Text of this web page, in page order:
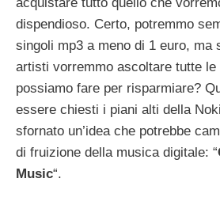
dispendioso. Certo, potremmo
singoli mp3 a meno di 1 euro, ma
artisti vorremmo ascoltare tutte
possiamo fare per risparmiare?
essere chiesti i piani alti della
sfornato un’idea che potrebbe
di fruizione della musica digitale: “
Music“.